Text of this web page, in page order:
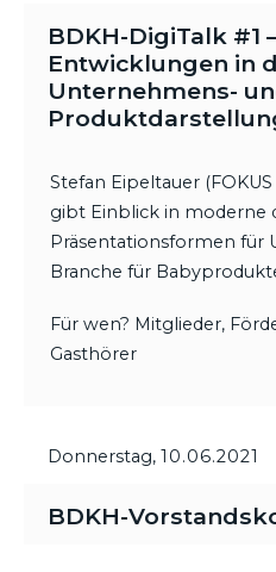
BDKH-DigiTalk #1
Entwicklungen in
Unternehmens-
Stefan Eipeltauer
gibt Einblick in moderne
Präsentationsformen für
Branche für
Für wen? Mitglieder,
Gasthörer
Donnerstag, 10.06.2021
BDKH-